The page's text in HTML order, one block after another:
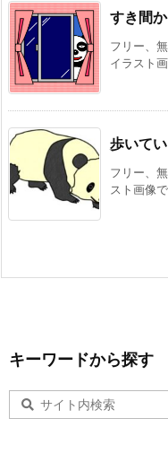
すき間
フリー、
イラスト
歩いて
フリー、
スト画像
キーワードから探す